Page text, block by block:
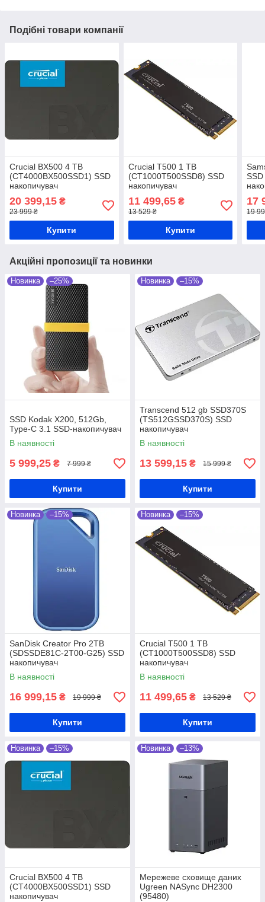
Подібні товари компанії
Crucial BX500 4 TB
(CT4000BX500SSD1) SSD
накопичувач
20 399,15 ₴
23 999 ₴
Купити
Crucial T500 1 TB
(CT1000T500SSD8) SSD
накопичувач
11 499,65₴
13 529 ₴
Купити
17
19
Акційні пропозиції та новинки
Новинка –25%
SSD Kodak X200, 512Gb,
Type-C 3.1 SSD-накопичувач
В наявності
5 999,25 ₴ 7 999 ₴
Купити
Новинка –15%
Transcend 512 gb SSD370S
(TS512GSSD370S) SSD
накопичувач
В наявності
13 599,15 ₴ 15 999 ₴
Купити
Новинка –15%
SanDisk Creator Pro 2TB
(SDSSDE81C-2T00-G25) SSD
накопичувач
В наявності
16 999,15 ₴ 19 999 ₴
Купити
Новинка –15%
Crucial T500 1 TB
(CT1000T500SSD8) SSD
накопичувач
В наявності
11 499,65 ₴ 13 529 ₴
Купити
Новинка –15%
Crucial BX500 4 TB
(CT4000BX500SSD1) SSD
накопичувач
Новинка –13%
Mережеве сховище даних
Ugreen NASync DH2300
(95480)